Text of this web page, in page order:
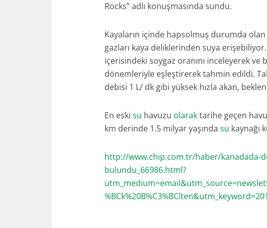
Rocks” adlı konuşmasında sundu.
Kayaların içinde hapsolmuş durumda
gazları kaya deliklerinden suya erişebiliyor.
içerisindeki soygaz oranını inceleyerek ve
dönemleriyle eşleştirerek tahmin edildi.
debisi 1 L/ dk gibi yüksek hızla akan,
En eski su havuzu olaraktarihe geçen
km derinde 1.5 milyar yaşında su kaynağı
http://www.chip.com.tr/haber/kanadada-
bulundu_66986.html?